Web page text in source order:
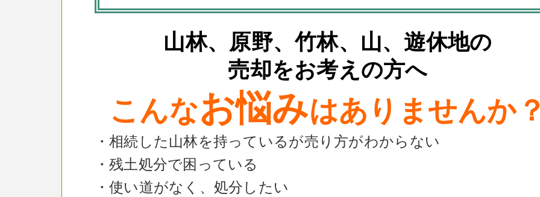
山林、原野、竹林、山、遊休地の
売却をお考えの方へ
こんなお悩みはありませんか
・相続した山林を持っているが売り方がわからない
・残土処分で困っている
・使い道がなく、処分したい